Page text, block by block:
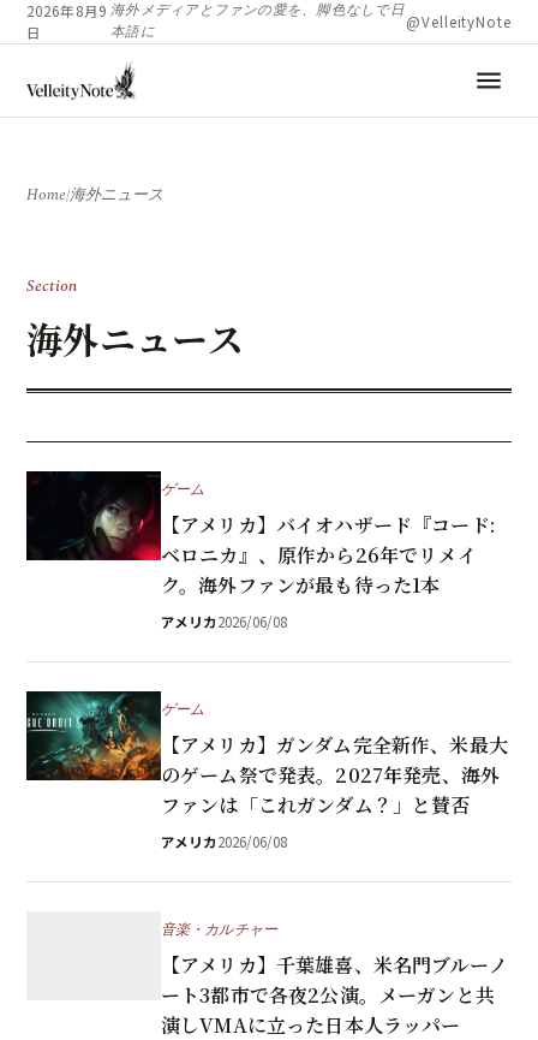
2026年8月9
日
海外メディアとファンの愛を、脚色なしで日
本語に
@VelleityNote
menu
Home/海外ニュース
Section
海外ニュース
ゲーム
【アメリカ】バイオハザード『コード:
ベロニカ』、原作から26年でリメイ
ク。海外ファンが最も待った1本
アメリカ2026/06/08
ゲーム
【アメリカ】ガンダム完全新作、米最大
のゲーム祭で発表。2027年発売、海外
ファンは「これガンダム？」と賛否
アメリカ2026/06/08
音楽・カルチャー
【アメリカ】千葉雄喜、米名門ブルーノ
ート3都市で各夜2公演。メーガンと共
演しVMAに立った日本人ラッパー